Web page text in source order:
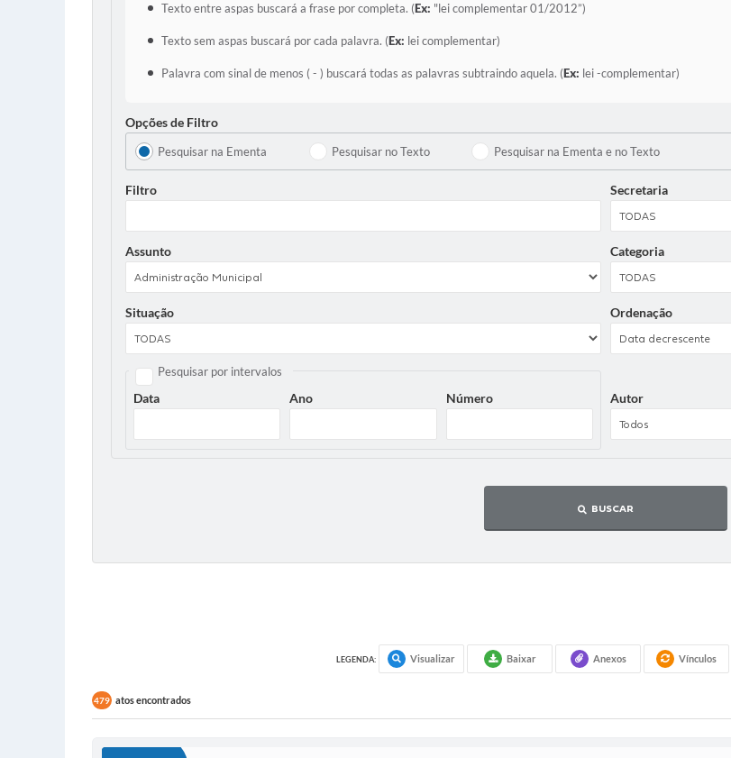
Texto entre aspas buscará a frase por completa. (Ex: "lei complementar 01/2012”)
Texto sem aspas buscará por cada palavra. (Ex: lei complementar)
Palavra com sinal de menos ( - ) buscará todas as palavras subtraindo aquela. (Ex: lei -complementar)
Opções de Filtro
Pesquisar na Ementa Pesquisar no Texto Pesquisar na Ementa e no Texto
Filtro Secretaria
Assunto Categoria
Situação Ordenação
Pesquisar por intervalos
Data Ano Número Autor
BUSCAR
LEGENDA: Visualizar Baixar Anexos Vínculos
479 atos encontrados